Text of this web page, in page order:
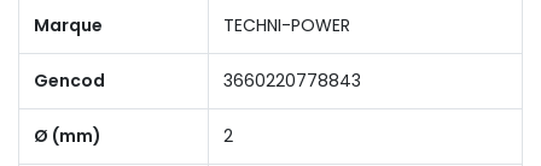
Marque TECHNI-POWER
Gencod 3660220778843
Ø (mm) 2